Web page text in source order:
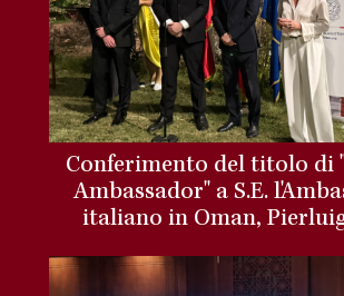
Conferimento del titolo di
Ambassador" a S.E.
italiano in Oman,